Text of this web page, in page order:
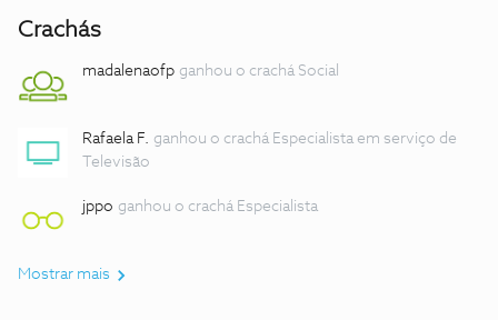
Crachás
madalenaofp ganhou o crachá Social
Rafaela F. ganhou o crachá Especialista em serviço de
Televisão
jppo ganhou o crachá Especialista
Mostrar mais